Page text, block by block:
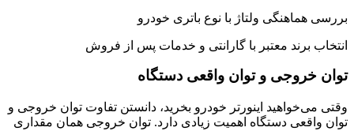
بررسی هماهنگی ولتاژ با نوع باتری خودرو
انتخاب برند معتبر با گارانتی و خدمات پس از فروش
توان خروجی و توان واقعی دستگاه
وقتی می‌خواهید اینورتر خودرو بخرید، دانستن تفاوت توان خروجی و
توان واقعی دستگاه اهمیت زیادی دارد. توان خروجی همان مقداری